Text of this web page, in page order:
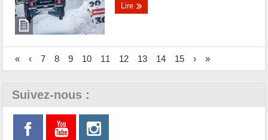
Lire
« ‹ 7 8 9 10 11 12 13 14 15 › »
Suivez-nous :